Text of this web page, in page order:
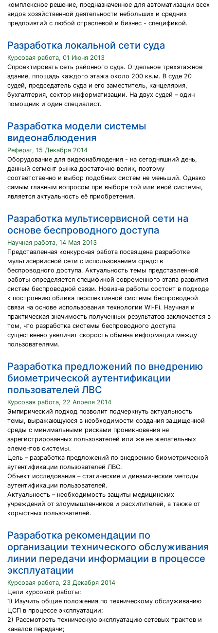
комплексное решение, предназначенное для автоматизации всех
видов хозяйственной деятельности небольших и средних
предприятий с любой отраслевой и бизнес - спецификой.
Разработка локальной сети суда
Курсовая работа, 01 Июня 2013
Спроектировать сеть районного суда. Отдельное трехэтажное
здание, площадь каждого этажа около 200 кв.м. В суде 20
судей, председатель суда и его заместитель, канцелярия,
бухгалтерия, сектор информатизации. На двух судей – один
помощник и один специалист.
Разработка модели системы
видеонаблюдения
Реферат, 15 Декабря 2014
Оборудование для видеонаблюдения - на сегодняшний день,
данный сегмент рынка достаточно велик, поэтому
соответственно и выбор подобных систем не меньший. Однако
самым главным вопросом при выборе той или иной системы,
является актуальность её приобретения.
Разработка мультисервисной сети на
основе беспроводного доступа
Научная работа, 14 Мая 2013
Представленная конкурсная работа посвящена разработке
мультисервисной сети с использованием средств
беспроводного доступа. Актуальность темы представленной
работы определяется спецификой современного этапа развития
систем беспроводной связи. Новизна работы состоит в подходе
к построению облика перспективной системы беспроводной
связи на основе использования технологии Wi-Fi. Научная и
практическая значимость полученных результатов заключается в
том, что разработка системы беспроводного доступа
существенно увеличит скорость обмена информации между
пользователями.
Разработка предложений по внедрению
биометрической аутентификации
пользователей ЛВС
Курсовая работа, 22 Апреля 2014
Эмпирический подход позволит подчеркнуть актуальность
темы, выражающуюся в необходимости создания защищенной
среды с минимальными рисками проникновения не
зарегистрированных пользователей или же не желательных
элементов системы.
Цель – разработка предложений по внедрению биометрической
аутентификации пользователей ЛВС.
Объект исследования – статические и динамические методы
аутентификации пользователей.
Актуальность – необходимость защиты медицинских
учреждений от злоумышленников и расхитителей, а также от
корыстных пользователей.
Разработка рекомендации по
организации технического обслуживания
линии передачи информации в процессе
эксплуатации
Курсовая работа, 23 Декабря 2014
Цели курсовой работы:
1) Изучить общие положения по техническому обслуживанию
ЦСП в процессе эксплуатации;
2) Рассмотреть техническую эксплуатацию сетевых трактов и
каналов передачи;